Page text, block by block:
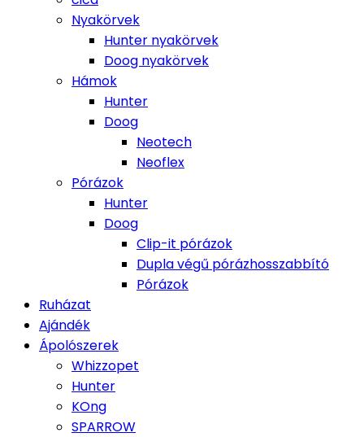
Nyakörvek
Hunter nyakörvek
Doog nyakörvek
Hámok
Hunter
Doog
Neotech
Neoflex
Pórázok
Hunter
Doog
Clip-it pórázok
Dupla végű pórázhosszabbító
Pórázok
Ruházat
Ajándék
Ápolószerek
Whizzopet
Hunter
KOng
SPARROW